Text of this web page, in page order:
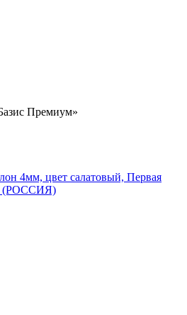
Премиум»
4мм, цвет салатовый, Первая
(РОССИЯ)